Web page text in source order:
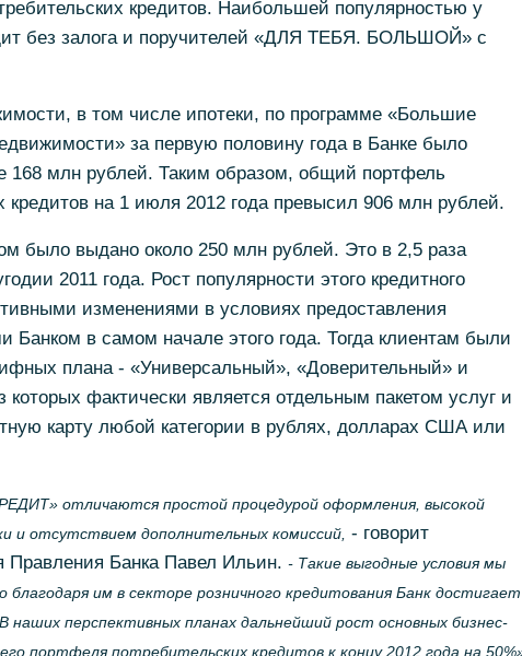
кредитов. Наибольшей популярностью у
без залога и поручителей «ДЛЯ ТЕБЯ. БОЛЬШОЙ» с
в том числе ипотеки, по программе «Большие
за первую половину года в Банке было
млн рублей. Таким образом, общий портфель
кредитов на 1 июля 2012 года превысил 906 млн рублей.
было выдано около 250 млн рублей. Это в 2,5 раза
2011 года. Рост популярности этого кредитного
изменениями в условиях предоставления
Банком в самом начале этого года. Тогда клиентам были
плана - «Универсальный», «Доверительный» и
фактически является отдельным пакетом услуг и
карту любой категории в рублях, долларах США или
отличаются простой процедурой оформления, высокой
и отсутствием дополнительных комиссий, - говорит
Правления Банка Павел Ильин. - Такие выгодные условия мы
благодаря им в секторе розничного кредитования Банк достигает
перспективных планах дальнейший рост основных бизнес-
портфеля потребительских кредитов к концу 2012 года на